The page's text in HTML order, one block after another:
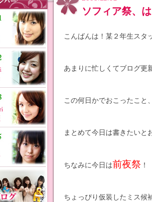
ソフィア祭、
こんばんは！某２年生スタ
あまりに忙しくてブログ更
この何日かでおこったこと
まとめて今日は書きたい
ちなみに今日は前夜祭 ！
ちょっぴり仮装したミス候